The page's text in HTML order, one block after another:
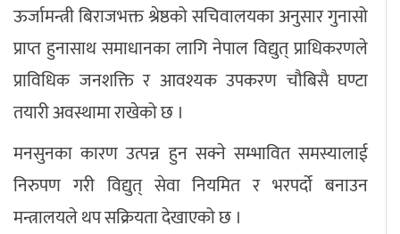
ऊर्जामन्त्री बिराजभक्त श्रेष्ठको सचिवालयका अनुसार गुनासो
प्राप्त हुनासाथ समाधानका लागि नेपाल विद्युत् प्राधिकरणले
प्राविधिक जनशक्ति र आवश्यक उपकरण चौबिसै घण्टा
तयारी अवस्थामा राखेको छ ।
मनसुनका कारण उत्पन्न हुन सक्ने सम्भावित समस्यालाई
निरुपण गरी विद्युत् सेवा नियमित र भरपर्दो बनाउन
मन्त्रालयले थप सक्रियता देखाएको छ ।